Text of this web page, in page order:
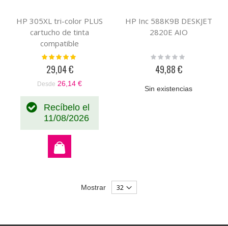
HP 305XL tri-color PLUS
cartucho de tinta
compatible
Valoración:
29,04 €
Desde 26,14 €
Recíbelo el
11/08/2026
HP Inc 588K9B DESKJET
2820E AIO
Rating:
49,88 €
Sin existencias
Mostrar